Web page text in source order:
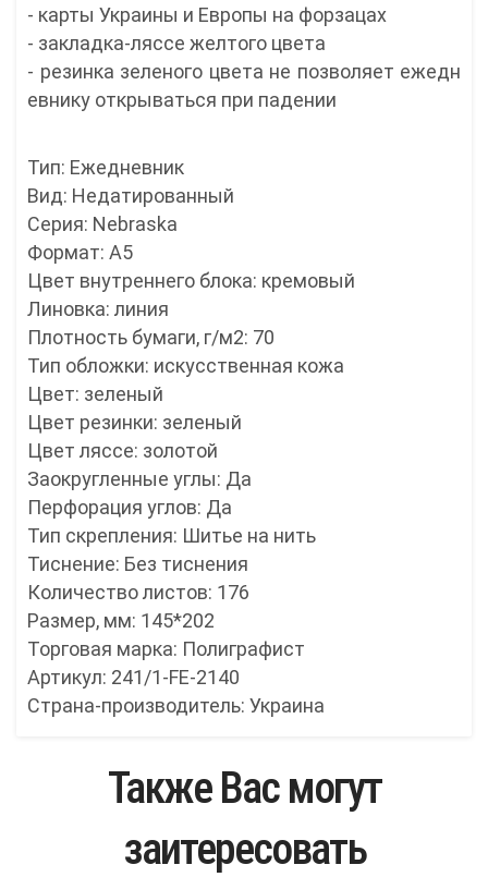
- карты Украины и Европы на форзацах
- закладка-ляссе желтого цвета
- резинка зеленого цвета не позволяет ежедн
евнику открываться при падении
Тип: Ежедневник
Вид: Недатированный
Серия: Nebraska
Формат: А5
Цвет внутреннего блока: кремовый
Линовка: линия
Плотность бумаги, г/м2: 70
Тип обложки: искусственная кожа
Цвет: зеленый
Цвет резинки: зеленый
Цвет ляссе: золотой
Заокругленные углы: Да
Перфорация углов: Да
Тип скрепления: Шитье на нить
Тиснение: Без тиснения
Количество листов: 176
Размер, мм: 145*202
Торговая марка: Полиграфист
Артикул: 241/1-FE-2140
Страна-производитель: Украина
Также Вас могут
заитересовать